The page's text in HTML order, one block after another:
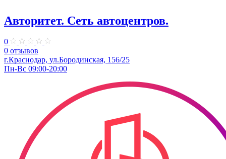
Авторитет. ​Сеть автоцентров.
0
0 отзывов
г.Краснодар, ул.Бородинская, 156/25
Пн-Вс 09:00-20:00